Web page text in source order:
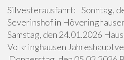
Silvesterausfahrt: Sonntag,
Severinshof in
Samstag, den 24.01.2026
Volkringhausen